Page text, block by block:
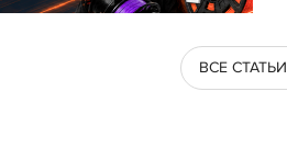
ВСЕ СТАТЬИ